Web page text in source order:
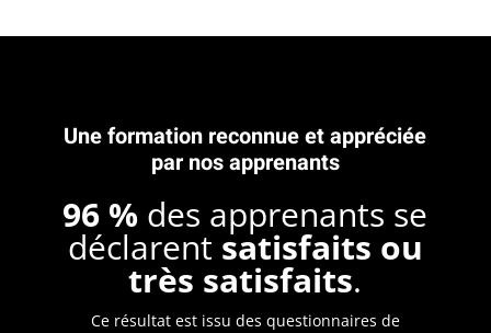
Une formation reconnue et appréciée
par nos apprenants
96 % des apprenants se
déclarent satisfaits ou
très satisfaits.
Ce résultat est issu des questionnaires de